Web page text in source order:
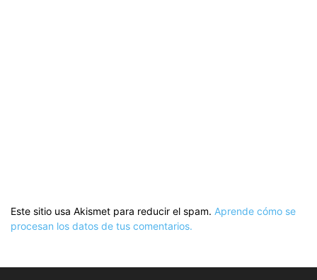
Este sitio usa Akismet para reducir el spam. Aprende cómo se
procesan los datos de tus comentarios.